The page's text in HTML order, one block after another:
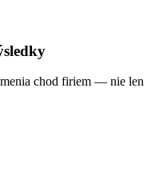
chod firiem — nie len